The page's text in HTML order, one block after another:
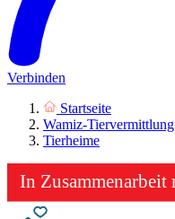
Verbinden
Startseite
Wamiz-Tiervermittlung
Tierheime